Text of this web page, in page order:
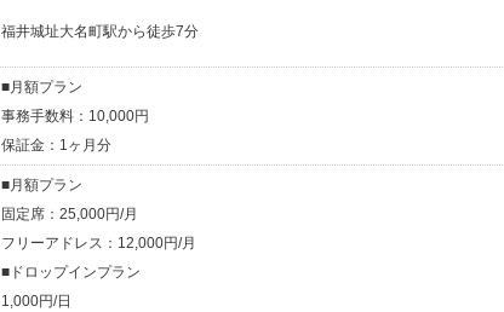
福井城址大名町駅から徒歩7分
■月額プラン
事務手数料：10,000円
保証金：1ヶ月分
■月額プラン
固定席：25,000円/月
フリーアドレス：12,000円/月
■ドロップインプラン
1,000円/日